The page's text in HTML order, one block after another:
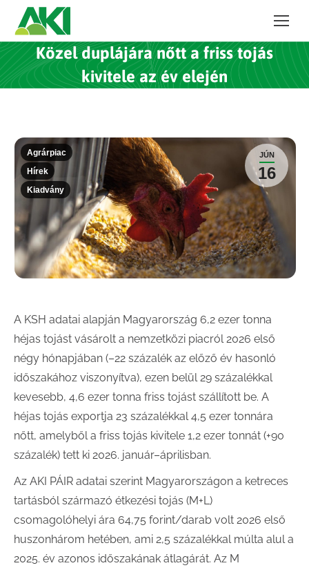
Közel duplájára nőtt a friss tojás
kivitele az év elején
JÚN
16
Agrárpiac
Hírek
Kiadvány
A KSH adatai alapján Magyarország 6,2 ezer tonna
héjas tojást vásárolt a nemzetközi piacról 2026 első
négy hónapjában (–22 százalék az előző év hasonló
időszakához viszonyítva), ezen belül 29 százalékkal
kevesebb, 4,6 ezer tonna friss tojást szállított be. A
héjas tojás exportja 23 százalékkal 4,5 ezer tonnára
nőtt, amelyből a friss tojás kivitele 1,2 ezer tonnát (+90
százalék) tett ki 2026. január–áprilisban.
Az AKI PÁIR adatai szerint Magyarországon a ketreces
tartásból származó étkezési tojás (M+L)
csomagolóhelyi ára 64,75 forint/darab volt 2026 első
huszonhárom hetében, ami 2,5 százalékkal múlta alul a
2025. év azonos időszakának átlagárát. Az M